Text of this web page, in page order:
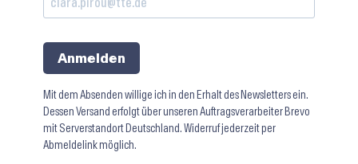
Anmelden
Mit dem Absenden willige ich in den Erhalt des Newsletters ein.
Dessen Versand erfolgt über unseren Auftragsverarbeiter Brevo
mit Serverstandort Deutschland. Widerruf jederzeit per
Abmeldelink möglich.